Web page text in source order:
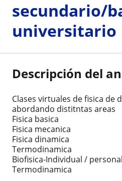
secundario/
universitario
Descripción del
Clases virtuales de fisica de
abordando distitntas areas
Fisica basica
Fisica mecanica
Fisica dinamica
Termodinamica
Biofisica-Individual /
Termodinamica